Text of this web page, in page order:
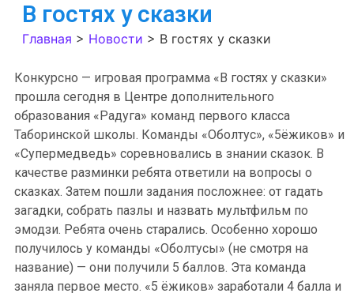
В гостях у сказки
Главная > Новости > В гостях у сказки
Конкурсно — игровая программа «В гостях у сказки»
прошла сегодня в Центре дополнительного
образования «Радуга» команд первого класса
Таборинской школы. Команды «Оболтус», «5ёжиков» и
«Супермедведь» соревновались в знании сказок. В
качестве разминки ребята ответили на вопросы о
сказках. Затем пошли задания посложнее: от гадать
загадки, собрать пазлы и назвать мультфильм по
эмодзи. Ребята очень старались. Особенно хорошо
получилось у команды «Оболтусы» (не смотря на
название) — они получили 5 баллов. Эта команда
заняла первое место. «5 ёжиков» заработали 4 балла и